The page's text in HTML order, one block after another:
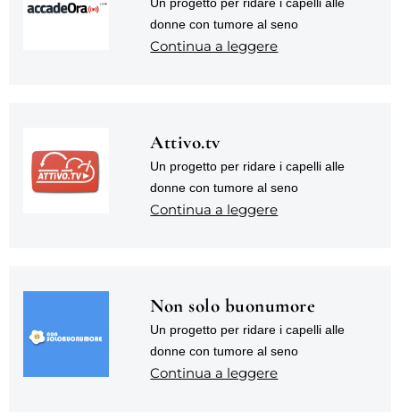
donne con tumore al seno
Continua a leggere
Attivo.tv
Un progetto per ridare i capelli alle
donne con tumore al seno
Continua a leggere
Non solo buonumore
Un progetto per ridare i capelli alle
donne con tumore al seno
Continua a leggere